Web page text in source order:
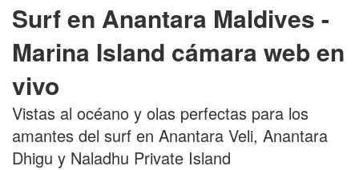
Surf en Anantara Maldives -
Marina Island cámara web en
vivo
Vistas al océano y olas perfectas para los
amantes del surf en Anantara Veli, Anantara
Dhigu y Naladhu Private Island